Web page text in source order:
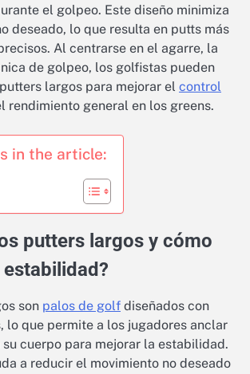
el golpeo. Este diseño minimiza
deseado, lo que resulta en putts más
Al centrarse en el agarre, la
de golpeo, los golfistas pueden
largos para mejorar el control
rendimiento general en los greens.
in the article:
putters largos y cómo
son palos de golf diseñados con
lo que permite a los jugadores anclar
cuerpo para mejorar la estabilidad.
a reducir el movimiento no deseado